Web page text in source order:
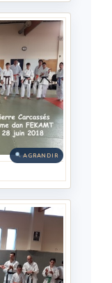
AGRANDIR